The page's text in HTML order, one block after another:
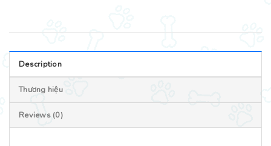
Description
Thương hiệu
Reviews (0)